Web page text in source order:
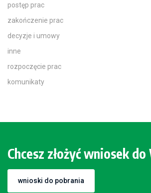
postęp prac
zakończenie prac
decyzje i umowy
inne
rozpoczęcie prac
komunikaty
Chcesz złożyć wniosek
wnioski do pobrania